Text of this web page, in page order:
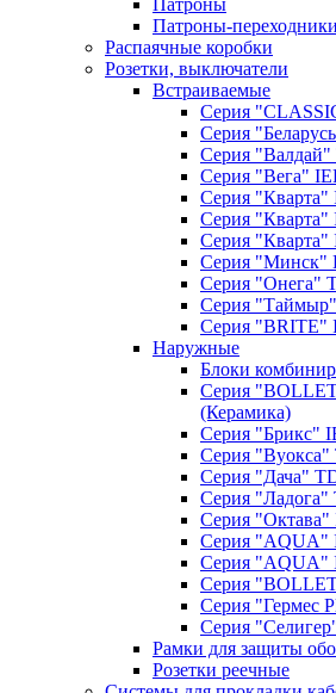
Патроны
Патроны-переходники
Распаячные коробки
Розетки, выключатели
Встраиваемые
Серия
Серия
Серия
Серия "Вега"
Серия
Серия "Кварта"
Серия
Серия "Минск"
Серия "Онега"
Серия
Серия "BRITE"
Наружные
Блоки
Серия
(Керамика)
Серия "Брикс"
Серия
Серия "Дача"
Серия "Ладога"
Серия "Октава"
Серия "AQUA"
Серия "AQUA"
Серия
Серия "Гермес
Серия
Рамки для защиты
Розетки реечные